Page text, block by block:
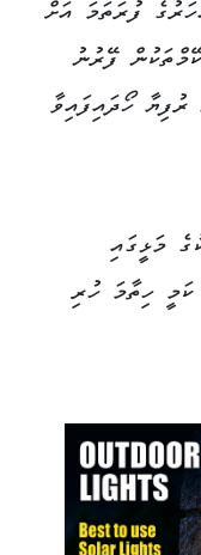
ފުރަތަމަ އަށް
ފޭރުނު
2.2 މިލިއަން ރުފިޔާ ހޯދައިފައިވާ
މަޅީގައި
ހިތާމަ ހުރި